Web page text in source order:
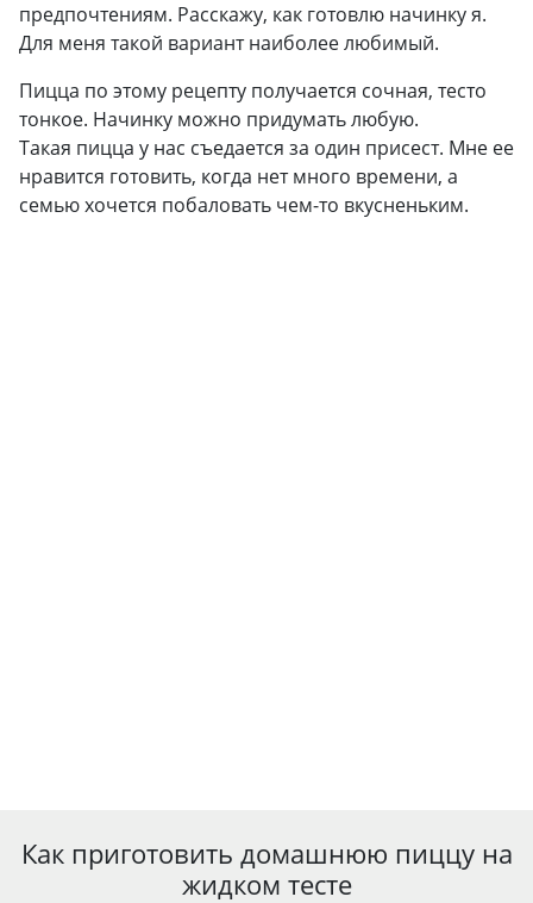
предпочтениям. Расскажу, как готовлю начинку я.
Для меня такой вариант наиболее любимый.
Пицца по этому рецепту получается сочная, тесто
тонкое. Начинку можно придумать любую.
Такая пицца у нас съедается за один присест. Мне ее
нравится готовить, когда нет много времени, а
семью хочется побаловать чем-то вкусненьким.
Как приготовить домашнюю пиццу на
жидком тесте